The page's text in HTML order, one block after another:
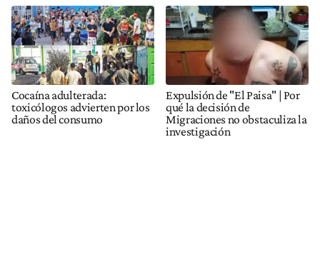
Cocaína adulterada:
toxicólogos advierten por los
daños del consumo
Expulsión de "El Paisa" | Por
qué la decisión de
Migraciones no obstaculiza la
investigación